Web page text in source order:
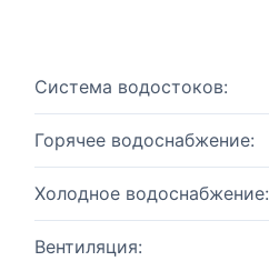
Система водостоков:
Горячее водоснабжение:
Холодное водоснабжение:
Вентиляция: